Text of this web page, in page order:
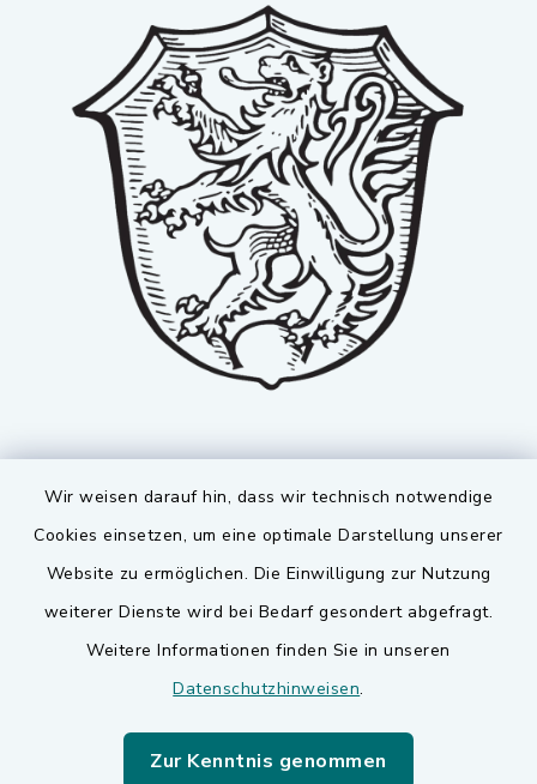
Wir weisen darauf hin, dass wir technisch notwendige
Cookies einsetzen, um eine optimale Darstellung unserer
Website zu ermöglichen. Die Einwilligung zur Nutzung
weiterer Dienste wird bei Bedarf gesondert abgefragt.
Weitere Informationen finden Sie in unseren
Datenschutzhinweisen.
Zur Kenntnis genommen
Barrierefreiheit